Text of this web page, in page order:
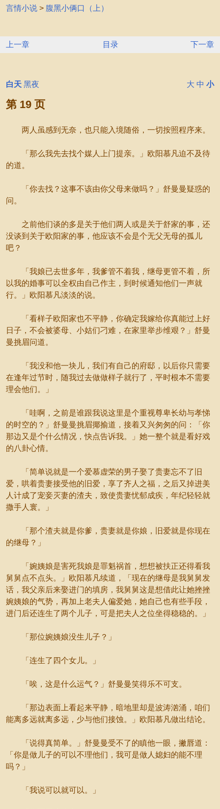
言情小说 > 腹黑小俩口（上）
上一章 目录 下一章
白天 黑夜 大 中 小
第 19 页
两人虽感到无奈，也只能入境随俗，一切按照程序来。
「那么我先去找个媒人上门提亲。」欧阳慕凡迫不及待
的道。
「你去找？这事不该由你父母来做吗？」舒曼曼疑惑的
问。
之前他们谈的多是关于他们两人或是关于舒家的事，还
没谈到关于欧阳家的事，他应该不会是个无父无母的孤儿
吧？
「我娘已去世多年，我爹管不着我，继母更管不着，所
以我的婚事可以全权由自己作主，到时候通知他们一声就
行。」欧阳慕凡淡淡的说。
「看样子欧阳家也不平静，你确定我嫁给你真能过上好
日子，不会被婆母、小姑们刁难，在家里举步维艰？」舒曼
曼挑眉问道。
「我没和他一块儿，我们有自己的府邸，以后你只需要
在逢年过节时，随我过去做做样子就行了，平时根本不需要
理会他们。」
「哇啊，之前是谁跟我说这里是个重视尊卑长幼与孝悌
的时空的？」舒曼曼挑眉揶揄道，接着又兴匆匆的问：「你
那边又是个什么情况，快点告诉我。」她一整个就是看好戏
的八卦心情。
「简单说就是一个爱慕虚荣的男子娶了贵妻忘不了旧
爱，哄着贵妻接受他的旧爱，享了齐人之福，之后又掉进美
人计成了宠妾灭妻的渣夫，致使贵妻忧郁成疾，年纪轻轻就
撒手人寰。」
「那个渣夫就是你爹，贵妻就是你娘，旧爱就是你现在
的继母？」
「婉姨娘是害死我娘是罪魁祸首，想想被扶正还得看我
舅舅点不点头。」欧阳慕凡续道，「现在的继母是我舅舅发
话，我父亲后来娶进门的填房，我舅舅这是想借此让她挫挫
婉姨娘的气势，再加上老夫人偏爱她，她自己也有些手段，
进门后还连生了两个儿子，可是把夫人之位坐得稳稳的。」
「那位婉姨娘没生儿子？」
「连生了四个女儿。」
「唉，这是什么运气？」舒曼曼笑得乐不可支。
「那边表面上看起来平静，暗地里却是波涛汹涌，咱们
能离多远就离多远，少与他们接蚀。」欧阳慕凡做出结论。
「说得真简单。」舒曼曼受不了的瞋他一眼，撇唇道：
「你是做儿子的可以不理他们，我可是做人媳妇的能不理
吗？」
「我说可以就可以。」